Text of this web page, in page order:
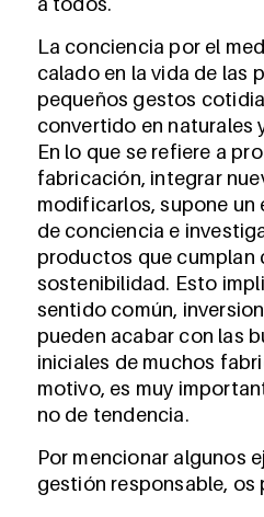
La conciencia por el
calado en la vida de las
pequeños gestos
convertido en naturales
En lo que se refiere a
fabricación, integrar
modificarlos, supone
de conciencia e
productos que cumplan
sostenibilidad. Esto
sentido común,
pueden acabar con las
iniciales de muchos
motivo, es muy
no de tendencia.
Por mencionar algunos
gestión responsable, os